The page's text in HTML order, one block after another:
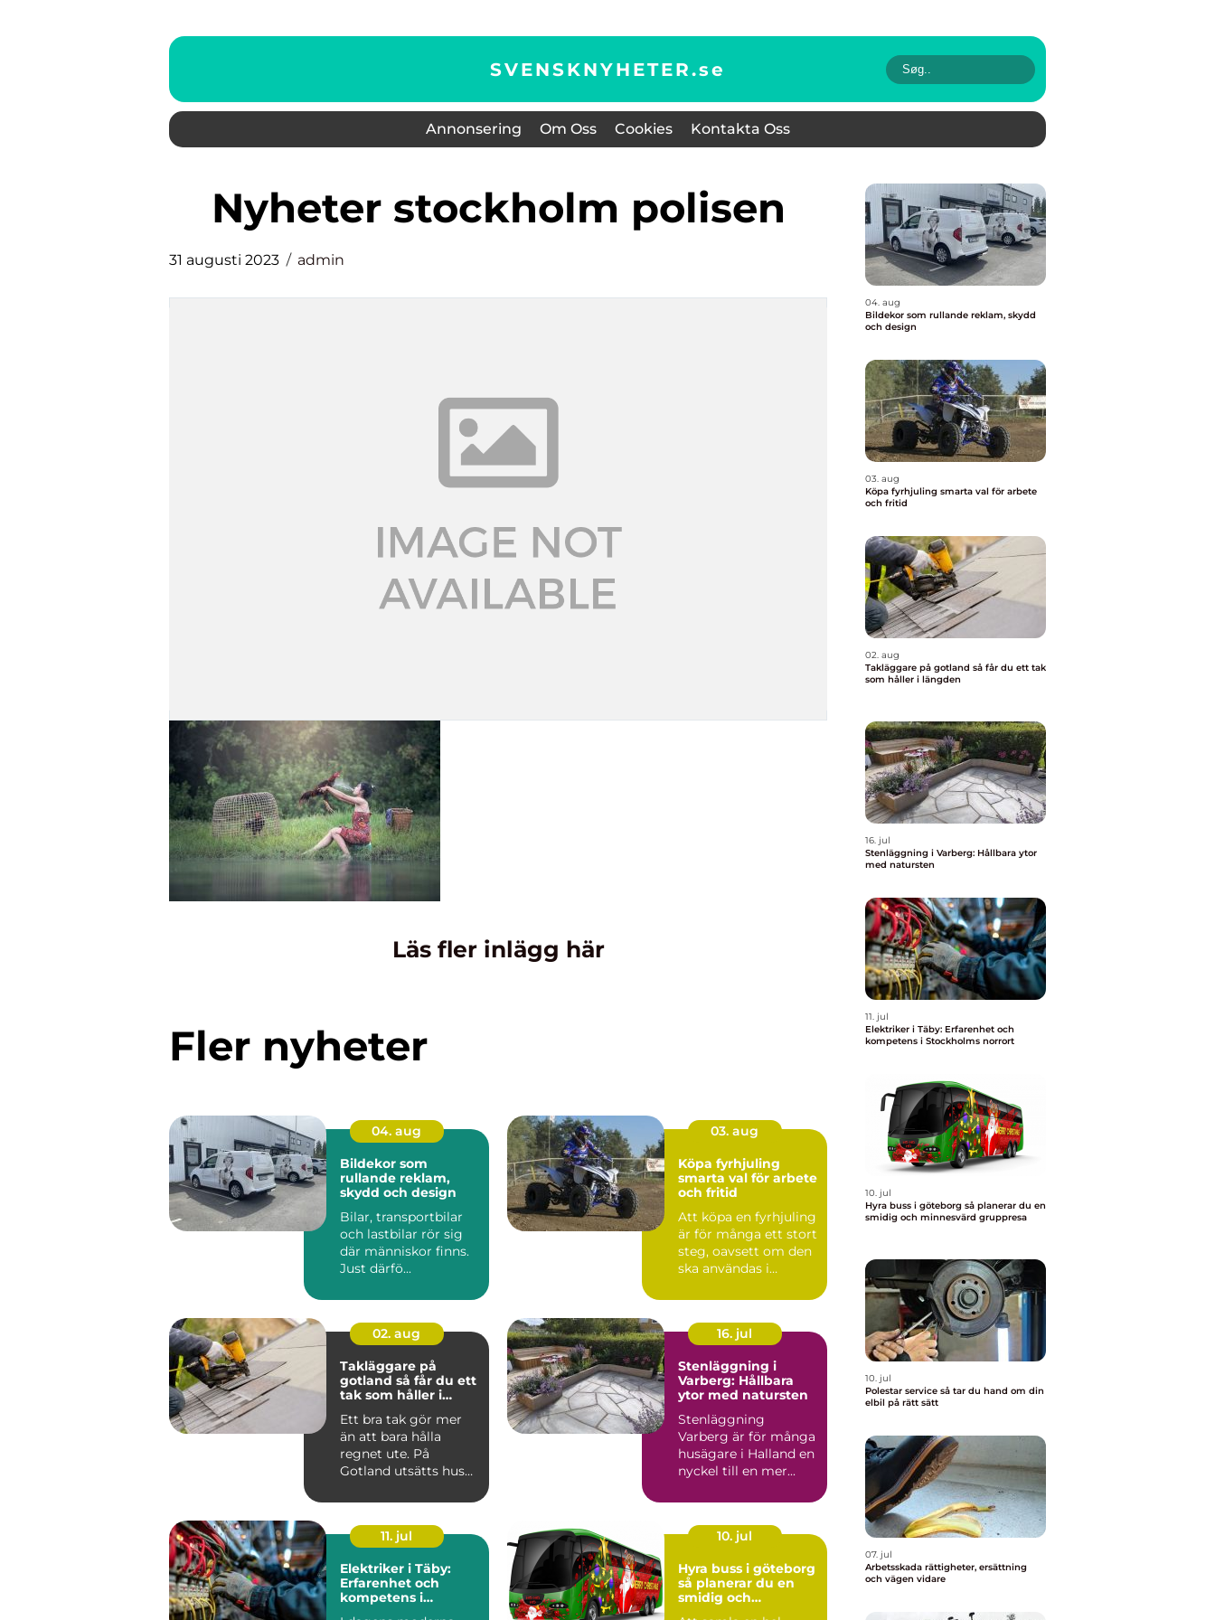
SVENSKNYHETER.se
Annonsering Om Oss Cookies Kontakta Oss
nyheter stockholm polisen
31 augusti 2023 admin
Läs fler inlägg här
Fler nyheter
04. aug
Bildekor som
rullande reklam,
skydd och design
Bilar, transportbilar
och lastbilar rör sig
där människor finns.
Just därfö...
03. aug
Köpa fyrhjuling
smarta val för arbete
och fritid
Att köpa en fyrhjuling
är för många ett stort
steg, oavsett om den
ska användas i
02. aug
Takläggare på
gotland så får du ett
tak som håller i
Ett bra tak gör mer
än att bara hålla
regnet ute. På
Gotland utsätts hus
saltstän...
16. jul
Stenläggning i
Varberg: Hållbara
ytor med natursten
Stenläggning
Varberg är för många
husägare i Halland en
nyckel till en mer...
11. jul
Elektriker i Täby:
Erfarenhet och
kompetens i
10. jul
Hyra buss i göteborg
så planerar du en
smidig och
04. aug
Bildekor som rullande reklam, skydd
och design
03. aug
Köpa fyrhjuling smarta val för arbete
och fritid
02. aug
Takläggare på gotland så får du ett tak
som håller i längden
16. jul
Stenläggning i Varberg: Hållbara ytor
med natursten
11. jul
Elektriker i Täby: Erfarenhet och
kompetens i Stockholms norrort
10. jul
Hyra buss i göteborg så planerar du en
smidig och minnesvärd gruppresa
10. jul
Polestar service så tar du hand om din
elbil på rätt sätt
07. jul
Arbetsskada rättigheter, ersättning
och vägen vidare